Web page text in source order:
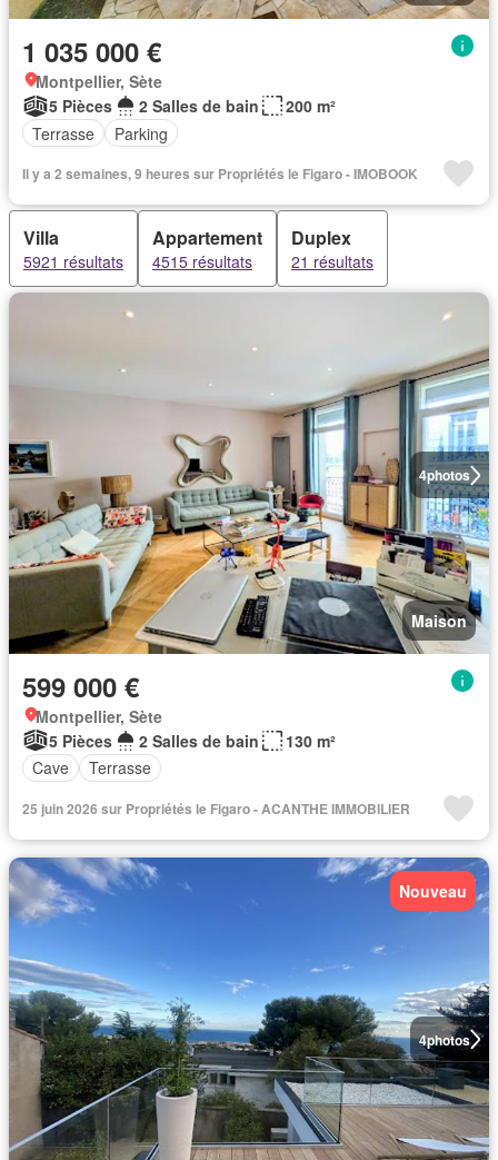
1 035 000 €
Montpellier, Sète
5 Pièces
2 Salles de bain
200 m²
Terrasse
Parking
Il y a 2 semaines, 9 heures sur Propriétés le Figaro - IMOBOOK
Villa
5921 résultats
Appartement
4515 résultats
Duplex
21 résultats
4photos
Maison
599 000 €
Montpellier, Sète
5 Pièces
2 Salles de bain
130 m²
Cave
Terrasse
25 juin 2026 sur Propriétés le Figaro - ACANTHE IMMOBILIER
4photos
Nouveau